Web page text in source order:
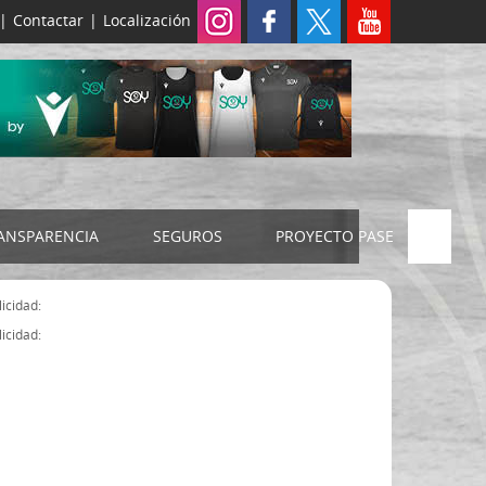
| Contactar | Localización
2024
SEGUROS
SEGURO JUDEX
PROYECTO PASE